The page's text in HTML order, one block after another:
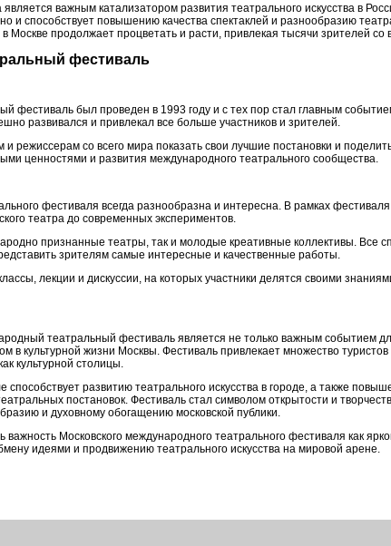
важным катализатором развития театрального искусства в
и способствует повышению качества спектаклей и разнообразию
Москве продолжает процветать и расти, привлекая тысячи зрителей со
фестиваль
фестиваль был проведен в 1993 году и с тех пор стал главным
развивался и привлекал все больше участников и зрителей.
режиссерам со всего мира показать свои лучшие постановки и
ценностями и развития международного театрального сообщества.
фестиваля всегда разнообразна и интересна. В рамках
театра до современных экспериментов.
признанные театры, так и молодые креативные коллективы. Все
зрителям самые интересные и качественные работы.
лекции и дискуссии, на которых участники делятся своими
театральный фестиваль является не только важным событием
в культурной жизни Москвы. Фестиваль привлекает множество туристов
культурной столицы.
способствует развитию театрального искусства в городе, а также
постановок. Фестиваль стал символом открытости и
и духовному обогащению московской публики.
важность Московского международного театрального фестиваля как
идеями и продвижению театрального искусства на мировой арене.